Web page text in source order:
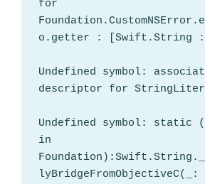
for
o.getter : [Swift.String :
Undefined symbol:
descriptor for
Undefined symbol: static
in
lyBridgeFromObjectiveC(_: